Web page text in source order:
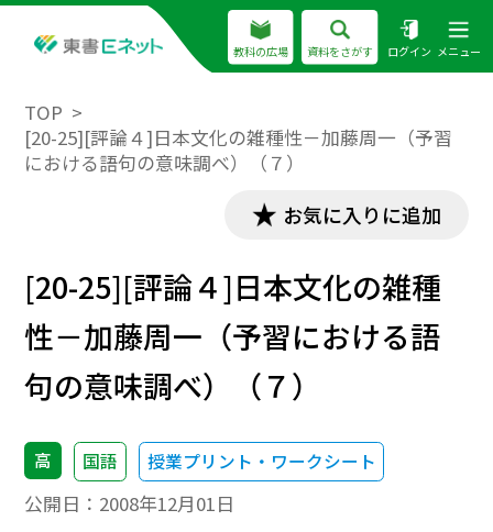
教科の広場 資料をさがす ログイン メニュー
TOP
[20-25][評論４]日本文化の雑種性－加藤周一（予習
における語句の意味調べ）（７）
お気に入りに追加
[20-25][評論４]日本文化の雑種
性－加藤周一（予習における語
句の意味調べ）（７）
高 国語 授業プリント・ワークシート
公開日： 2008年12月01日